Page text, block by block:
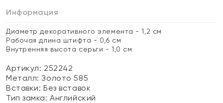
Информация
Диаметр декоративного элемента - 1,2 см
Рабочая длина штифта - 0,6 см
Внутренняя высота серьги - 1,0 см
Артикул: 252242
Металл:Золото 585
Вставки:Без вставок
Тип замка:Английский